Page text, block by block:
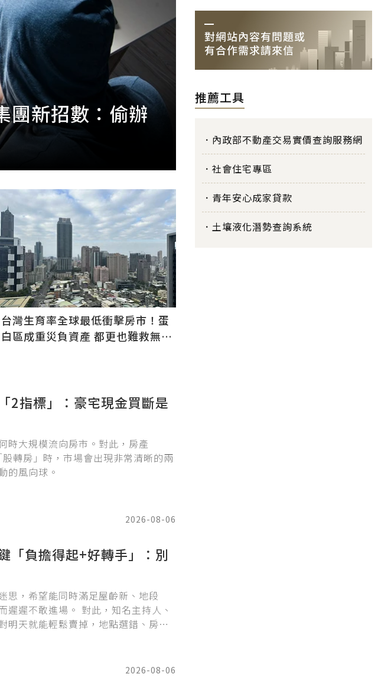
團新招數：偷辦
台灣生育率全球最低衝擊房市！蛋
白區成重災負資產 都更也難救無需
2指標」：豪宅現金買斷是
時大規模流向房市。對此，房產
轉房」時，市場會出現非常清晰的兩
的風向球。
2026-08-06
「負擔得起+好轉手」：別
思，希望能同時滿足屋齡新、地段
遲遲不敢進場。 對此，知名主持人、
明天就能輕鬆賣掉，地點選錯、房型
2026-08-06
推薦工具
內政部不動產交易實價查詢服務網
社會住宅專區
青年安心成家貸款
土壤液化潛勢查詢系統